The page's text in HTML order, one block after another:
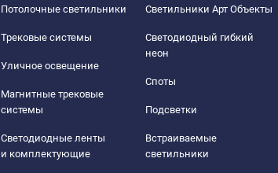
Потолочные светильники
Трековые системы
Уличное освещение
Магнитные трековые
системы
Светодиодные ленты
и комплектующие
Светильники Арт Объекты
Светодиодный гибкий
неон
Споты
Подсветки
Встраиваемые
светильники